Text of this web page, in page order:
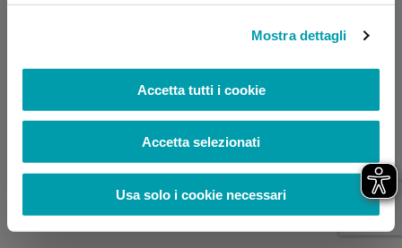
Mostra dettagli
Accetta tutti i cookie
Accetta selezionati
Usa solo i cookie necessari